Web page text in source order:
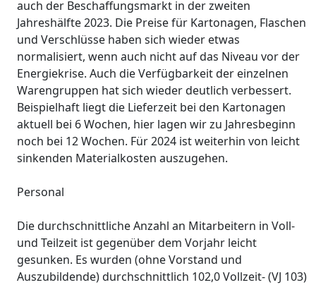
auch der Beschaffungsmarkt in der zweiten
Jahreshälfte 2023. Die Preise für Kartonagen, Flaschen
und Verschlüsse haben sich wieder etwas
normalisiert, wenn auch nicht auf das Niveau vor der
Energiekrise. Auch die Verfügbarkeit der einzelnen
Warengruppen hat sich wieder deutlich verbessert.
Beispielhaft liegt die Lieferzeit bei den Kartonagen
aktuell bei 6 Wochen, hier lagen wir zu Jahresbeginn
noch bei 12 Wochen. Für 2024 ist weiterhin von leicht
sinkenden Materialkosten auszugehen.
Personal
Die durchschnittliche Anzahl an Mitarbeitern in Voll-
und Teilzeit ist gegenüber dem Vorjahr leicht
gesunken. Es wurden (ohne Vorstand und
Auszubildende) durchschnittlich 102,0 Vollzeit- (VJ 103)